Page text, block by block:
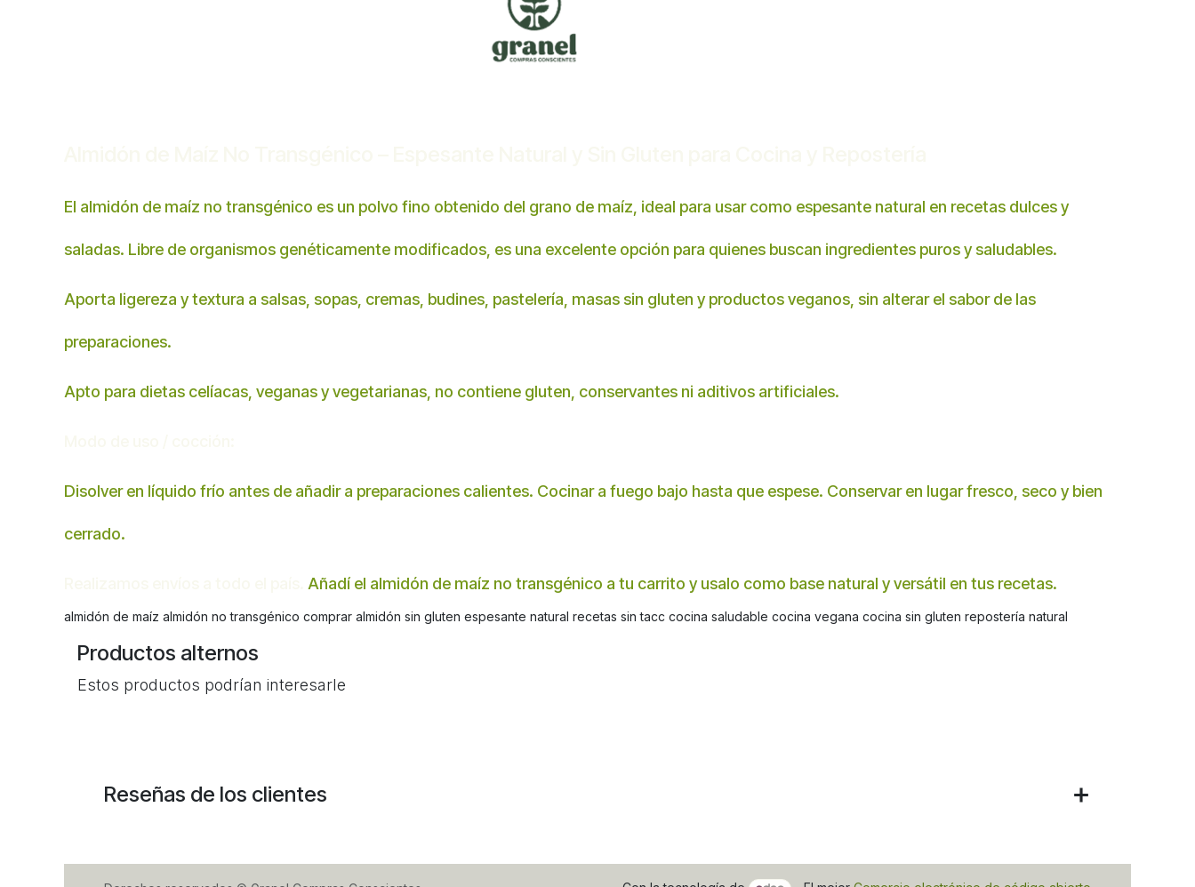
El almidón de maíz no transgénico es un polvo fino obtenido del grano de maíz, ideal para usar como espesante natural en recetas dulces y
saladas. Libre de organismos genéticamente modificados, es una excelente opción para quienes buscan ingredientes puros y saludables.
Aporta ligereza y textura a salsas, sopas, cremas, budines, pastelería, masas sin gluten y productos veganos, sin alterar el sabor de las
preparaciones.
Apto para dietas celíacas, veganas y vegetarianas, no contiene gluten, conservantes ni aditivos artificiales.
Disolver en líquido frío antes de añadir a preparaciones calientes. Cocinar a fuego bajo hasta que espese. Conservar en lugar fresco, seco y bien
cerrado.
Añadí el almidón de maíz no transgénico a tu carrito y usalo como base natural y versátil en tus recetas.
almidón de maíz almidón no transgénico comprar almidón sin gluten espesante natural recetas sin tacc cocina saludable cocina vegana cocina sin gluten repostería natural
Productos alternos
Estos productos podrían interesarle
Reseñas de los clientes